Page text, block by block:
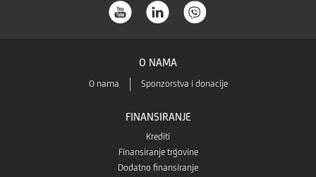
O NAMA
O nama Sponzorstva i donacije
FINANSIRANJE
Krediti
Finansiranje trgovine
Dodatno finansiranje